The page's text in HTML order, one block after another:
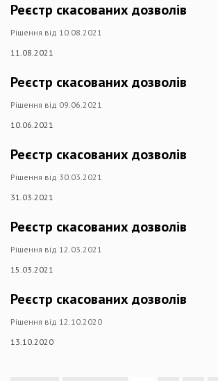
Реєстр скасованих дозволів
Рішення від 10.08.2021
11.08.2021
Реєстр скасованих дозволів
Рішення від 09.06.2021
10.06.2021
Реєстр скасованих дозволів
Рішення від 30.03.2021
31.03.2021
Реєстр скасованих дозволів
Рішення від 12.03.2021
15.03.2021
Реєстр скасованих дозволів
Рішення від 12.10.2020
13.10.2020